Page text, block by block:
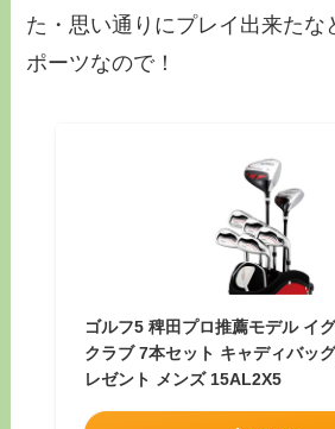
た ・ 思い通りにプレイ出来たな
ポーツなので！
ゴルフ5 稗田プロ推薦モデル イ
クラブ 7本セット キャディバッ
レゼント メンズ 15AL2X5